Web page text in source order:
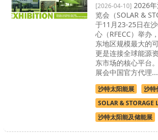
[2026-04-10] 2026
览会（SOLAR &
于11月23-25日在
心（RFECC）举办
东地区规模最大的
更是连接全球能源
东市场的核心平台
展会中国官方代理...
沙特太阳能展
沙特
SOLAR & STORAGE
沙特太阳能及储能展